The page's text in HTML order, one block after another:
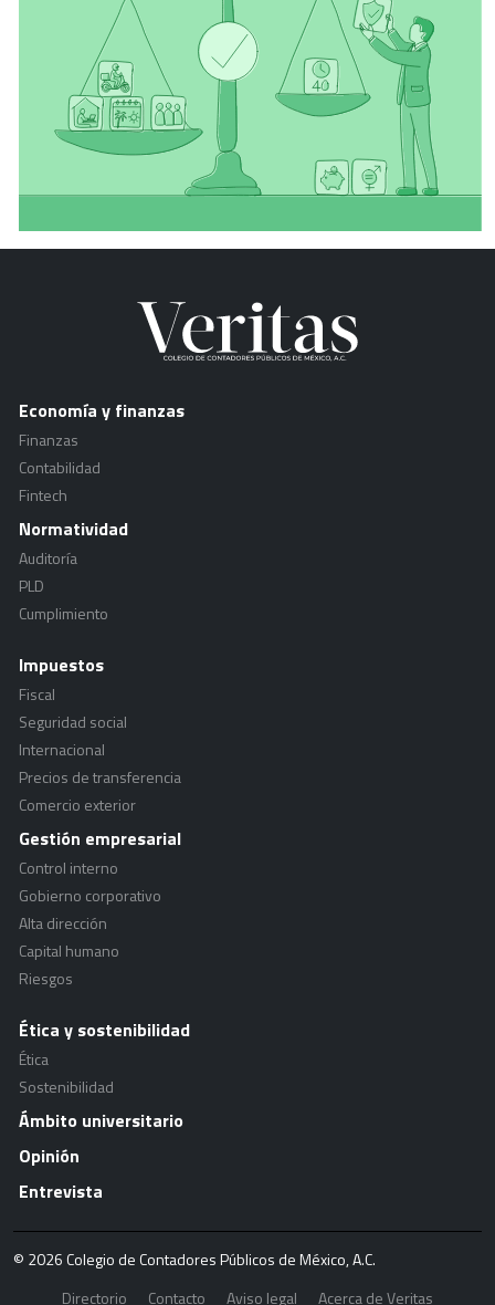
Economía y finanzas
Finanzas
Contabilidad
Fintech
Normatividad
Auditoría
PLD
Cumplimiento
Impuestos
Fiscal
Seguridad social
Internacional
Precios de transferencia
Comercio exterior
Gestión empresarial
Control interno
Gobierno corporativo
Alta dirección
Capital humano
Riesgos
Ética y sostenibilidad
Ética
Sostenibilidad
Ámbito universitario
Opinión
Entrevista
© 2026 Colegio de Contadores Públicos de México, A.C.
Directorio
Contacto Aviso legal Acerca de Veritas